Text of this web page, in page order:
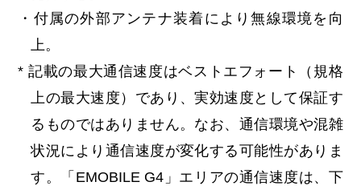
・付属の外部アンテナ装着により無線環境を向
上。
* 記載の最大通信速度はベストエフォート（規格
上の最大速度）であり、実効速度として保証す
るものではありません。なお、通信環境や混雑
状況により通信速度が変化する可能性がありま
す。「EMOBILE G4」エリアの通信速度は、下